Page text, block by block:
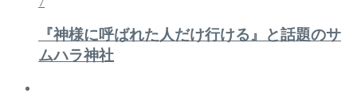
『神様に呼ばれた人だけ行ける』と話題のサ
ムハラ神社